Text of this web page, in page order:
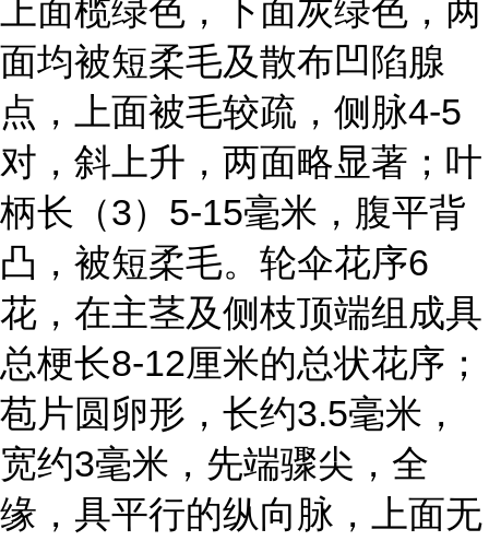
上面榄绿色，下面灰绿色，两
面均被短柔毛及散布凹陷腺
点，上面被毛较疏，侧脉4-5
对，斜上升，两面略显著；叶
柄长（3）5-15毫米，腹平背
凸，被短柔毛。轮伞花序6
花，在主茎及侧枝顶端组成具
总梗长8-12厘米的总状花序；
苞片圆卵形，长约3.5毫米，
宽约3毫米，先端骤尖，全
缘，具平行的纵向脉，上面无